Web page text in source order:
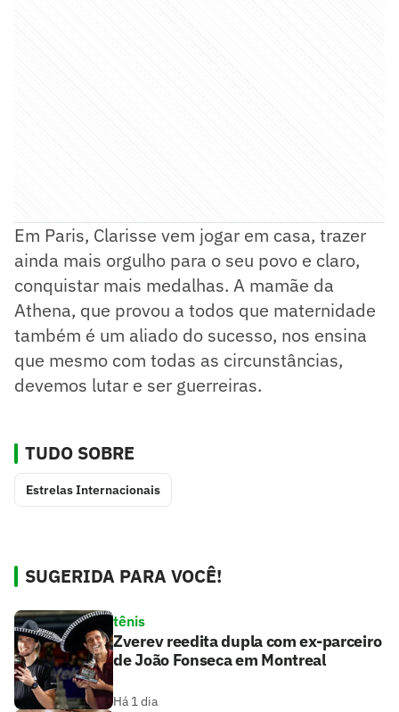
Em Paris, Clarisse vem jogar em casa, trazer
ainda mais orgulho para o seu povo e claro,
conquistar mais medalhas. A mamãe da
Athena, que provou a todos que maternidade
também é um aliado do sucesso, nos ensina
que mesmo com todas as circunstâncias,
devemos lutar e ser guerreiras.
TUDO SOBRE
Estrelas Internacionais
SUGERIDA PARA VOCÊ!
tênis
Zverev reedita dupla com ex-parceiro
de João Fonseca em Montreal
Há 1 dia